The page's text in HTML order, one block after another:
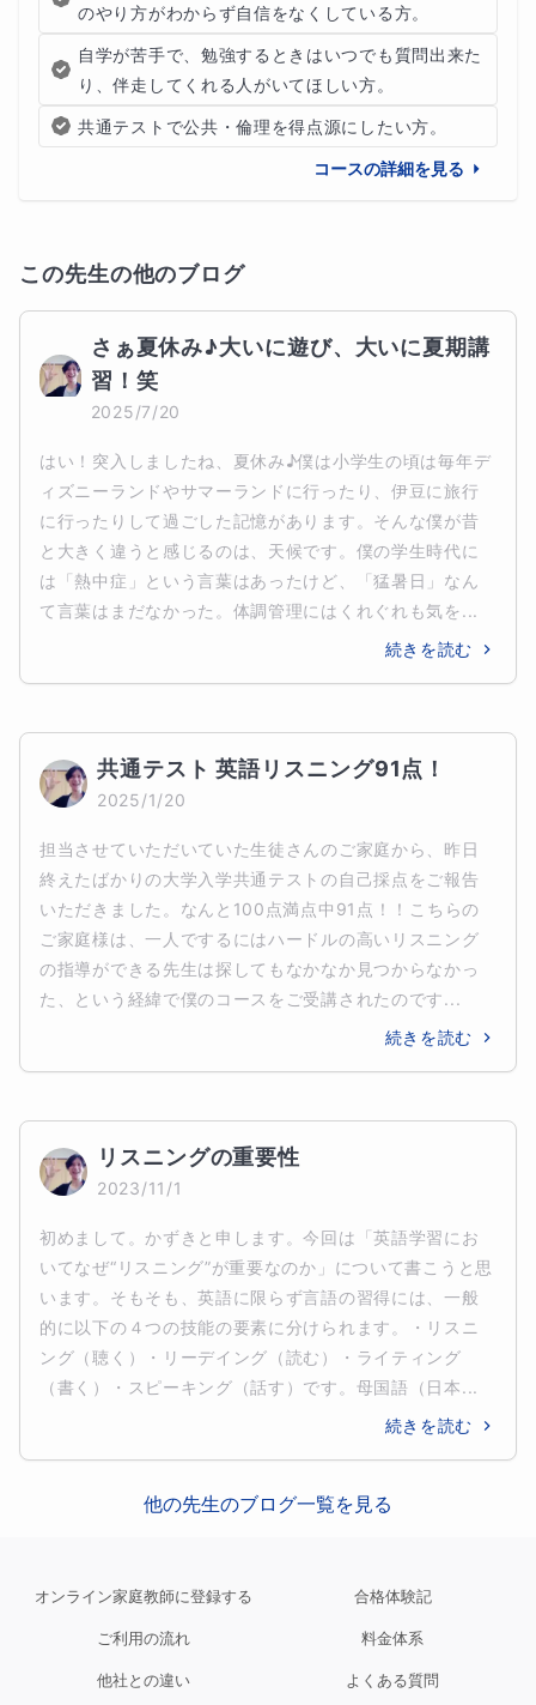
のやり方がわからず自信をなくしている方。
自学が苦手で、勉強するときはいつでも質問出来た
り、伴走してくれる人がいてほしい方。
共通テストで公共・倫理を得点源にしたい方。
コースの詳細を見る
この先生の他のブログ
さぁ夏休み♪大いに遊び、大いに夏期講
習！笑
2025/7/20
はい！突入しましたね、夏休み♪僕は小学生の頃は毎年デ
ィズニーランドやサマーランドに行ったり、伊豆に旅行
に行ったりして過ごした記憶があります。そんな僕が昔
と大きく違うと感じるのは、天候です。僕の学生時代に
は「熱中症」という言葉はあったけど、「猛暑日」なん
て言葉はまだなかった。体調管理にはくれぐれも気を...
続きを読む
共通テスト 英語リスニング91点！
2025/1/20
担当させていただいていた生徒さんのご家庭から、昨日
終えたばかりの大学入学共通テストの自己採点をご報告
いただきました。なんと100点満点中91点！！こちらの
ご家庭様は、一人でするにはハードルの高いリスニング
の指導ができる先生は探してもなかなか見つからなかっ
た、という経緯で僕のコースをご受講されたのです...
続きを読む
リスニングの重要性
2023/11/1
初めまして。かずきと申します。今回は「英語学習にお
いてなぜ“リスニング”が重要なのか」について書こうと思
います。そもそも、英語に限らず言語の習得には、一般
的に以下の４つの技能の要素に分けられます。・リスニ
ング（聴く）・リーデイング（読む）・ライティング
（書く）・スピーキング（話す）です。母国語（日本...
続きを読む
他の先生のブログ一覧を見る
オンライン家庭教師に登録する 合格体験記
ご利用の流れ 料金体系
他社との違い よくある質問